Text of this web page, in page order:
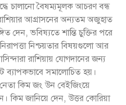
চালানো বৈষম্যমূলক আচরণ বন্ধ
আগ্রাসনের অন্যতম অজুহাত
দেন, ভবিষ্যতে শান্তি চুক্তির পরে
নিশ্চয়তার বিষয়গুলো আর
রাশিয়ায় যোগদানের জন্য
সমালোচিত হয়।
কিম জং উন বেইজিংয়ে
কিম জানিয়ে দেন, উত্তর কোরিয়া